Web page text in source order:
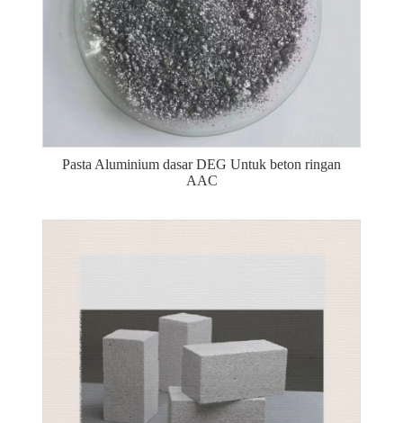
Pasta Aluminium dasar DEG Untuk beton ringan
AAC